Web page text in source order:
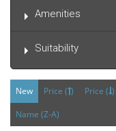
Amenities
Suitability
New Price ( ) Price ( )
Name (Z-A)